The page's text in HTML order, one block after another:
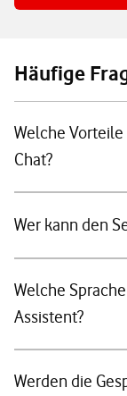
Häufige
Welche
Chat?
Wer kann den
Welche
Assistent?
Werden die